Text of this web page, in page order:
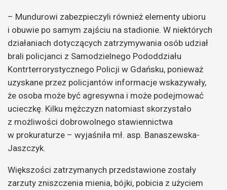
– Mundurowi zabezpieczyli również elementy ubioru
i obuwie po samym zajściu na stadionie. W niektórych
działaniach dotyczących zatrzymywania osób udział
brali policjanci z Samodzielnego Pododdziału
Kontrterrorystycznego Policji w Gdańsku, ponieważ
uzyskane przez policjantów informacje wskazywały,
że osoba może być agresywna i może podejmować
ucieczkę. Kilku mężczyzn natomiast skorzystało
z możliwości dobrowolnego stawiennictwa
w prokuraturze – wyjaśniła mł. asp. Banaszewska-
Jaszczyk.
Większości zatrzymanych przedstawione zostały
zarzuty zniszczenia mienia, bójki, pobicia z użyciem